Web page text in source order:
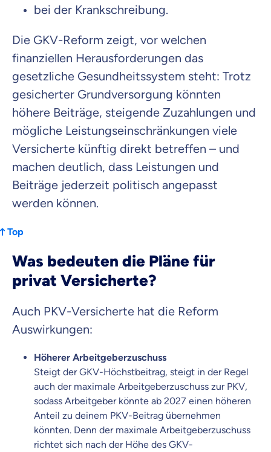
bei der Krankschreibung.
Die GKV-Reform zeigt, vor welchen
finanziellen Herausforderungen das
gesetzliche Gesundheitssystem steht: Trotz
gesicherter Grundversorgung könnten
höhere Beiträge, steigende Zuzahlungen und
mögliche Leistungseinschränkungen viele
Versicherte künftig direkt betreffen – und
machen deutlich, dass Leistungen und
Beiträge jederzeit politisch angepasst
werden können.
Top
Was bedeuten die Pläne für
privat Versicherte?
Auch PKV-Versicherte hat die Reform
Auswirkungen:
Höherer Arbeitgeberzuschuss
Steigt der GKV-Höchstbeitrag, steigt in der Regel
auch der maximale Arbeitgeberzuschuss zur PKV,
sodass Arbeitgeber könnte ab 2027 einen höheren
Anteil zu deinem PKV-Beitrag übernehmen
könnten. Denn der maximale Arbeitgeberzuschuss
richtet sich nach der Höhe des GKV-